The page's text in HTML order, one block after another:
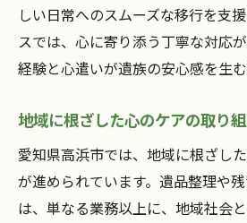
しい日常へのスムーズな移行を支
スでは、心に寄り添う丁寧な対応
経験と心遣いが遺族の安心感を生む
地域に根ざした心のケアの取り
愛知県高浜市では、地域に根ざし
が進められています。遺品整理や
は、単なる業務以上に、地域社会